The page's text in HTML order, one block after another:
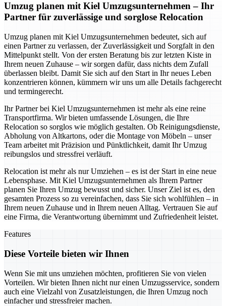
Umzug planen mit Kiel Umzugsunternehmen – Ihr
Partner für zuverlässige und sorglose Relocation
Umzug planen mit Kiel Umzugsunternehmen bedeutet, sich auf
einen Partner zu verlassen, der Zuverlässigkeit und Sorgfalt in den
Mittelpunkt stellt. Von der ersten Beratung bis zur letzten Kiste in
Ihrem neuen Zuhause – wir sorgen dafür, dass nichts dem Zufall
überlassen bleibt. Damit Sie sich auf den Start in Ihr neues Leben
konzentrieren können, kümmern wir uns um alle Details fachgerecht
und termingerecht.
Ihr Partner bei Kiel Umzugsunternehmen ist mehr als eine reine
Transportfirma. Wir bieten umfassende Lösungen, die Ihre
Relocation so sorglos wie möglich gestalten. Ob Reinigungsdienste,
Abholung von Altkartons, oder die Montage von Möbeln – unser
Team arbeitet mit Präzision und Pünktlichkeit, damit Ihr Umzug
reibungslos und stressfrei verläuft.
Relocation ist mehr als nur Umziehen – es ist der Start in eine neue
Lebensphase. Mit Kiel Umzugsunternehmen als Ihrem Partner
planen Sie Ihren Umzug bewusst und sicher. Unser Ziel ist es, den
gesamten Prozess so zu vereinfachen, dass Sie sich wohlfühlen – in
Ihrem neuen Zuhause und in Ihrem neuen Alltag. Vertrauen Sie auf
eine Firma, die Verantwortung übernimmt und Zufriedenheit leistet.
Features
Diese Vorteile bieten wir Ihnen
Wenn Sie mit uns umziehen möchten, profitieren Sie von vielen
Vorteilen. Wir bieten Ihnen nicht nur einen Umzugsservice, sondern
auch eine Vielzahl von Zusatzleistungen, die Ihren Umzug noch
einfacher und stressfreier machen.